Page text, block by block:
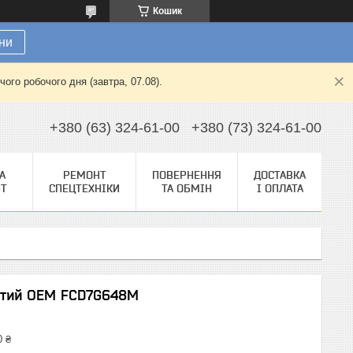
Кошик
робочого дня (завтра, 07.08).
+380 (63) 324-61-00 +380 (73) 324-61-00
РЕМОНТ
СПЕЦТЕХНІКИ
ПОВЕРНЕННЯ
ТА ОБМІН
ДОСТАВКА
І ОПЛАТА
OEM FCD7G648M
₴